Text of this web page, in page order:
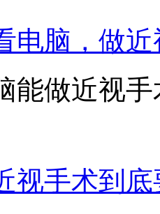
电脑，做
能做近视
视手术到